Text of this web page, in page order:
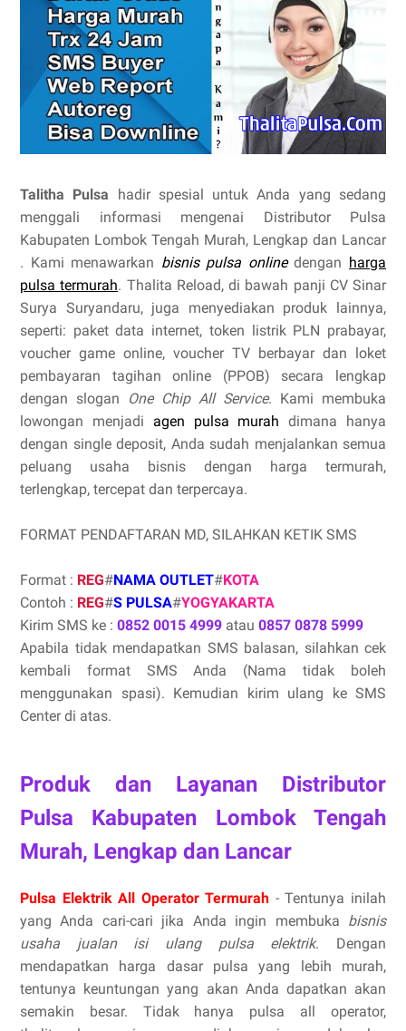
Talitha Pulsa hadir spesial untuk Anda yang sedang
menggali informasi mengenai Distributor Pulsa
Kabupaten Lombok Tengah Murah, Lengkap dan Lancar
. Kami menawarkan bisnis pulsa onlinedengan harga
pulsa termurah. Thalita Reload, di bawah panji CV Sinar
Surya Suryandaru, juga menyediakan produk lainnya,
seperti: paket data internet, token listrik PLN prabayar,
voucher game online, voucher TV berbayar dan loket
pembayaran tagihan online (PPOB) secara lengkap
dengan slogan
One Chip All Service. Kami membuka
lowongan menjadi agen pulsa murah dimana hanya
dengan single deposit, Anda sudah menjalankan semua
peluang usaha bisnis dengan harga termurah,
terlengkap, tercepat dan terpercaya.
FORMAT PENDAFTARAN MD, SILAHKAN KETIK SMS
Format : REG#NAMA OUTLET#KOTA
Contoh : REG#S PULSA#YOGYAKARTA
Kirim SMS ke : 0852 0015 4999 atau 0857 0878 5999
Apabila tidak mendapatkan SMS balasan, silahkan cek
kembali format SMS Anda (Nama tidak boleh
menggunakan spasi). Kemudian kirim ulang ke SMS
Center di atas.
Produk dan Layanan Distributor
Pulsa Kabupaten Lombok Tengah
Murah, Lengkap dan Lancar
Pulsa Elektrik All Operator Termurah - Tentunya inilah
yang Anda cari-cari jika Anda ingin membuka bisnis
usaha jualan isi ulang pulsa elektrik. Dengan
mendapatkan harga dasar pulsa yang lebih murah,
tentunya keuntungan yang akan Anda dapatkan akan
semakin besar. Tidak hanya pulsa all operator,